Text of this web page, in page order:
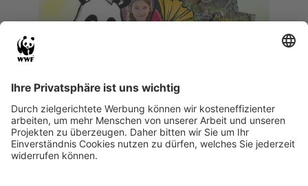
WWF Junior-
Fördermitgliedschaft